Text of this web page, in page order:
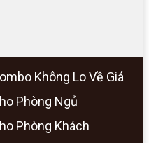
Không Lo Về Giá
Phòng Ngủ
Phòng Khách